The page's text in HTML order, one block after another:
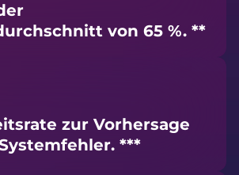
von 65 %. **
zur Vorhersage
***